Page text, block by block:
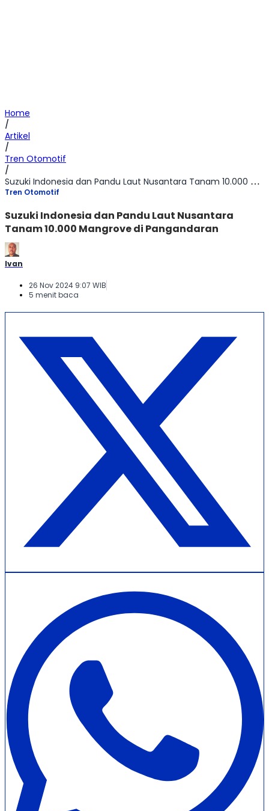
Home
/
Artikel
/
Tren Otomotif
/
Suzuki Indonesia dan Pandu Laut Nusantara Tanam 10.000 Mangrove di Pangandaran
Tren Otomotif
Suzuki Indonesia dan Pandu Laut Nusantara
Tanam 10.000 Mangrove di Pangandaran
Ivan
26 Nov 2024 9:07 WIB
5 menit baca